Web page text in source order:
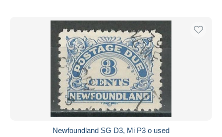
Newfoundland SG D3, Mi P3 o used